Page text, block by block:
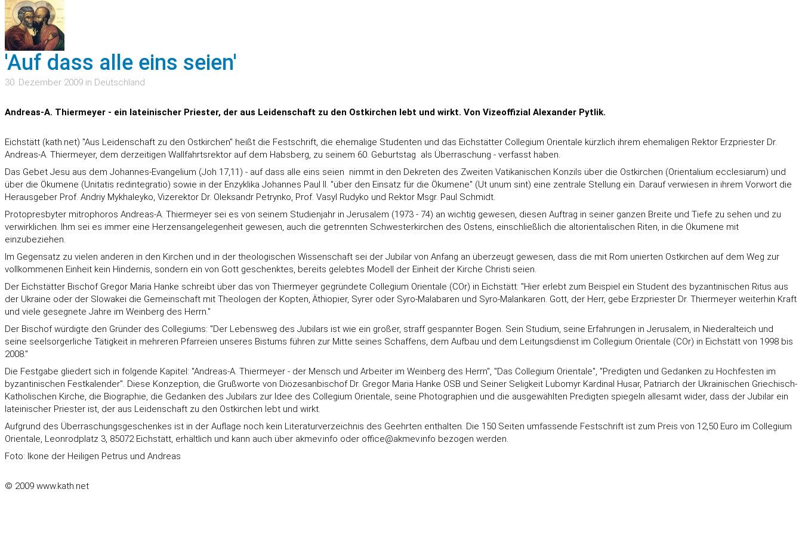
'Auf dass alle eins seien'
30. Dezember 2009 in Deutschland
Andreas-A. Thiermeyer - ein lateinischer Priester, der aus Leidenschaft zu den Ostkirchen lebt und wirkt. Von Vizeoffizial Alexander Pytlik.
Eichstätt (kath.net) "Aus Leidenschaft zu den Ostkirchen" heißt die Festschrift, die ehemalige Studenten und das Eichstätter Collegium Orientale kürzlich ihrem ehemaligen Rektor Erzpriester Dr.
Andreas-A. Thiermeyer, dem derzeitigen Wallfahrtsrektor auf dem Habsberg, zu seinem 60. Geburtstag  als Überraschung - verfasst haben.
Das Gebet Jesu aus dem Johannes-Evangelium (Joh 17,11) - auf dass alle eins seien  nimmt in den Dekreten des Zweiten Vatikanischen Konzils über die Ostkirchen (Orientalium ecclesiarum) und
über die Ökumene (Unitatis redintegratio) sowie in der Enzyklika Johannes Paul II. "über den Einsatz für die Ökumene" (Ut unum sint) eine zentrale Stellung ein. Darauf verwiesen in ihrem Vorwort die
Herausgeber Prof. Andriy Mykhaleyko, Vizerektor Dr. Oleksandr Petrynko, Prof. Vasyl Rudyko und Rektor Msgr. Paul Schmidt.
Protopresbyter mitrophoros Andreas-A. Thiermeyer sei es von seinem Studienjahr in Jerusalem (1973 - 74) an wichtig gewesen, diesen Auftrag in seiner ganzen Breite und Tiefe zu sehen und zu
verwirklichen. Ihm sei es immer eine Herzensangelegenheit gewesen, auch die getrennten Schwesterkirchen des Ostens, einschließlich die altorientalischen Riten, in die Ökumene mit
einzubeziehen.
Im Gegensatz zu vielen anderen in den Kirchen und in der theologischen Wissenschaft sei der Jubilar von Anfang an überzeugt gewesen, dass die mit Rom unierten Ostkirchen auf dem Weg zur
vollkommenen Einheit kein Hindernis, sondern ein von Gott geschenktes, bereits gelebtes Modell der Einheit der Kirche Christi seien.
Der Eichstätter Bischof Gregor Maria Hanke schreibt über das von Thiermeyer gegründete Collegium Orientale (COr) in Eichstätt: "Hier erlebt zum Beispiel ein Student des byzantinischen Ritus aus
der Ukraine oder der Slowakei die Gemeinschaft mit Theologen der Kopten, Äthiopier, Syrer oder Syro-Malabaren und Syro-Malankaren. Gott, der Herr, gebe Erzpriester Dr. Thiermeyer weiterhin Kraft
und viele gesegnete Jahre im Weinberg des Herrn."
Der Bischof würdigte den Gründer des Collegiums: "Der Lebensweg des Jubilars ist wie ein großer, straff gespannter Bogen. Sein Studium, seine Erfahrungen in Jerusalem, in Niederalteich und
seine seelsorgerliche Tätigkeit in mehreren Pfarreien unseres Bistums führen zur Mitte seines Schaffens, dem Aufbau und dem Leitungsdienst im Collegium Orientale (COr) in Eichstätt von 1998 bis
2008."
Die Festgabe gliedert sich in folgende Kapitel: "Andreas-A. Thiermeyer - der Mensch und Arbeiter im Weinberg des Herrn", "Das Collegium Orientale", "Predigten und Gedanken zu Hochfesten im
byzantinischen Festkalender". Diese Konzeption, die Grußworte von Diözesanbischof Dr. Gregor Maria Hanke OSB und Seiner Seligkeit Lubomyr Kardinal Husar, Patriarch der Ukrainischen Griechisch-
Katholischen Kirche, die Biographie, die Gedanken des Jubilars zur Idee des Collegium Orientale, seine Photographien und die ausgewählten Predigten spiegeln allesamt wider, dass der Jubilar ein
lateinischer Priester ist, der aus Leidenschaft zu den Ostkirchen lebt und wirkt.
Aufgrund des Überraschungsgeschenkes ist in der Auflage noch kein Literaturverzeichnis des Geehrten enthalten. Die 150 Seiten umfassende Festschrift ist zum Preis von 12,50 Euro im Collegium
Orientale, Leonrodplatz 3, 85072 Eichstätt, erhältlich und kann auch über akmev.info oder office@akmev.info bezogen werden.
Foto: Ikone der Heiligen Petrus und Andreas
© 2009 www.kath.net